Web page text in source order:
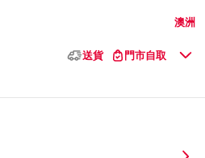
澳洲
送貨 門市自取